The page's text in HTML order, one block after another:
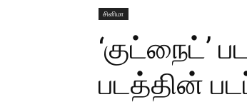
சினிமா
‘குட்நைட்’
படத்தின்